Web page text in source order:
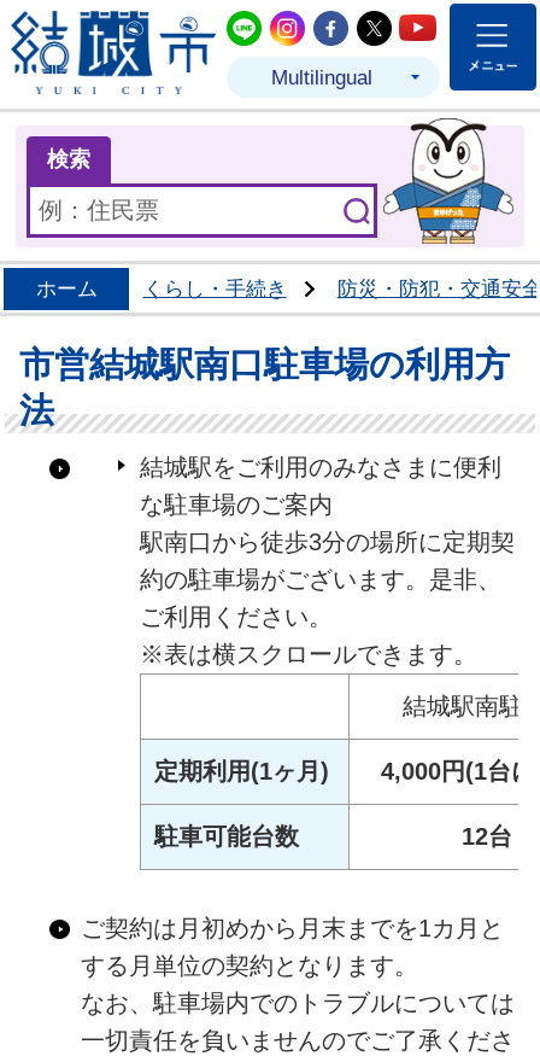
結城市公式LINE
結城市公式Instagram
結城市公式
結城市公式
結城市
Multilingual
検索
ホーム くらし・手続き 防災・防犯・交通安
市営結城駅南口駐車場の利用方
法
結城駅をご利用のみなさまに便利
な駐車場のご案内
駅南口から徒歩3分の場所に定期契
約の駐車場がございます。是非、
ご利用ください。
※表は横スクロールできます。
結城駅南駐
定期利用(1ヶ月) 4,000円(1台
駐車可能台数 12台
ご契約は月初めから月末までを1カ月と
する月単位の契約となります。
なお、駐車場内でのトラブルについては
一切責任を負いませんのでご了承くださ